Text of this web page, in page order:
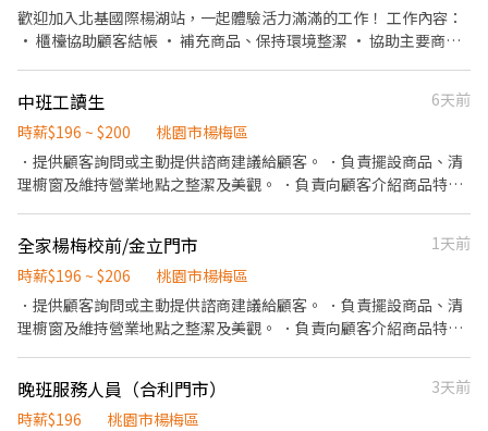
歡迎加入北基國際楊湖站，一起體驗活力滿滿的工作！ 工作內容：
• 櫃檯協助顧客結帳 • 補充商品、保持環境整潔 • 協助主要商品
間好相處 沒經驗沒關係，歡迎有熱忱的你加入我們
中班工讀生
6天前
時薪$196 ~ $200
桃園市楊梅區
．提供顧客詢問或主動提供諮商建議給顧客。 ．負責擺設商品、清
理櫥窗及維持營業地點之整潔及美觀。 ．負責向顧客介紹商品特
束營業前，統計銷售情形、盤點貨品存量及撰寫當日業務報表。
全家楊梅校前/金立門市
1天前
時薪$196 ~ $206
桃園市楊梅區
．提供顧客詢問或主動提供諮商建議給顧客。 ．負責擺設商品、清
理櫥窗及維持營業地點之整潔及美觀。 ．負責向顧客介紹商品特
束營業前，統計銷售情形、盤點貨品存量及撰寫當日業務報表。 清
潔、打掃、整理貨架、排面、幫客人結帳
晚班服務人員（合利門市）
3天前
時薪$196
桃園市楊梅區